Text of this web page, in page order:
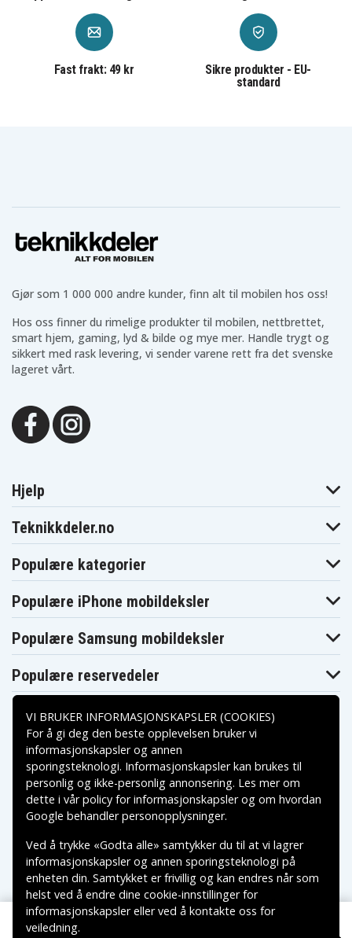
Fast frakt: 49 kr
Sikre produkter - EU-
standard
Gjør som 1 000 000 andre kunder, finn alt til mobilen hos oss!
Hos oss finner du rimelige produkter til mobilen, nettbrettet,
smart hjem, gaming, lyd & bilde og mye mer. Handle trygt og
sikkert med rask levering, vi sender varene rett fra det svenske
lageret vårt.
Hjelp
Teknikkdeler.no
Populære kategorier
Populære iPhone mobildeksler
Populære Samsung mobildeksler
Populære reservedeler
Betalingsalternativer
Leveringsalternativer
VI BRUKER INFORMASJONSKAPSLER (COOKIES)
For å gi deg den beste opplevelsen bruker vi
informasjonskapsler og annen
sporingsteknologi. Informasjonskapsler kan brukes til
personlig og ikke-personlig annonsering. Les mer om
dette i vårpolicy for informasjonskapslerog om hvordan
Google behandler personopplysninger.
Ved å trykke «Godta alle» samtykker du til at vi lagrer
informasjonskapsler og annen sporingsteknologi på
enheten din. Samtykket er frivillig og kan endres når som
helst ved å endre dine cookie-innstillinger for
informasjonskapsler eller ved å kontakte oss for
veiledning.